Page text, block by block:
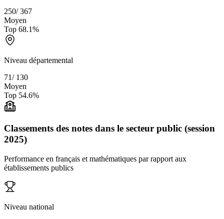
250/367
Moyen
Top 68.1%
Niveau départemental
71/ 130
Moyen
Top 54.6%
Classements des notes dans le secteur public (session
2025)
Performance en français et mathématiques par rapport aux
établissements publics
Niveau national